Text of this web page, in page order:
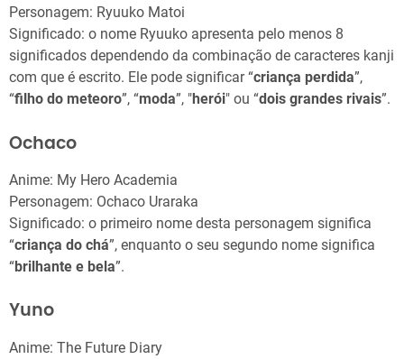
Personagem: Ryuuko Matoi
Significado: o nome Ryuuko apresenta pelo menos 8
significados dependendo da combinação de caracteres kanji
com que é escrito. Ele pode significar “criança perdida”,
“filho do meteoro”, “moda”, "herói" ou “dois grandes rivais”.
Ochaco
Anime: My Hero Academia
Personagem: Ochaco Uraraka
Significado: o primeiro nome desta personagem significa
“criança do chá”, enquanto o seu segundo nome significa
“brilhante e bela”.
Yuno
Anime: The Future Diary